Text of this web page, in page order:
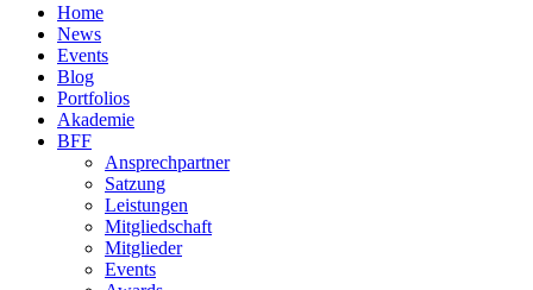
Home
News
Events
Blog
Portfolios
Akademie
BFF
Ansprechpartner
Satzung
Leistungen
Mitgliedschaft
Mitglieder
Events